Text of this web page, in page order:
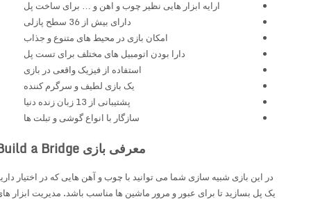
ارایه ابزار هایی نظیر چوب و اهن و … برای ساخت پل
دارای بیش از 36 سطح پازلی
امکان بازی در محیط های متنوع و جذاب
دارا بودن اتومبیل های مختلف برای تست پل
استفاده از فیزیک واقعی در بازی
یک بازی لطیف و سرگرم کننده
پشتیبانی از 13 زبان زنده دنیا
سازگار با انواع گوشی و تبلت ها
معرفی بازی Build a Bridge
در این بازی شبیه سازی شما می توانید با چوب و آهن هایی که در اختیار دارید
یک پل بسازید تا برای عبور و مرور ماشین ها مناسب باشد. مدیریت ابزار های